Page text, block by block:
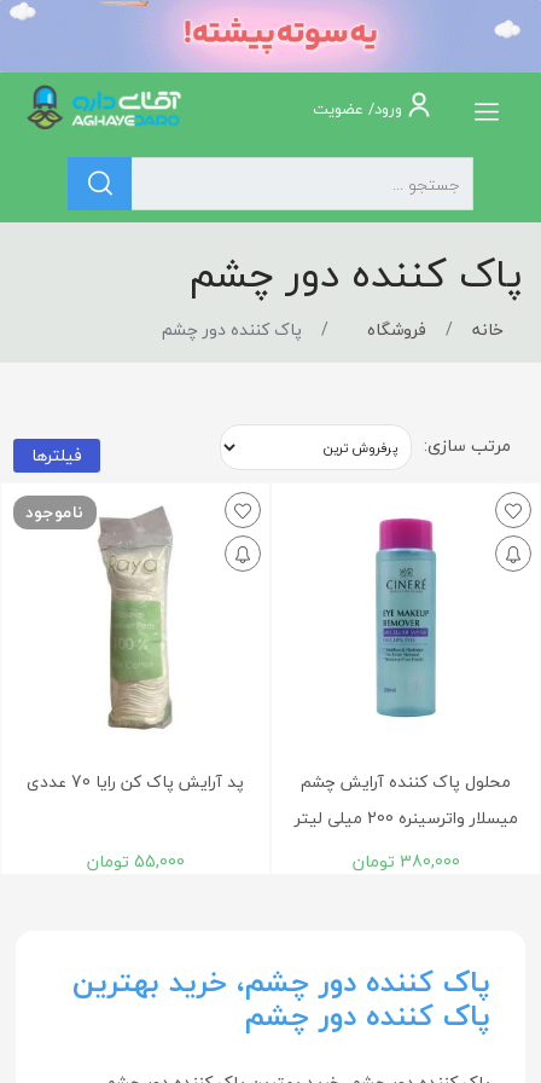
ورود/ عضویت
پاک کننده دور چشم
خانه فروشگاه پاک کننده دور چشم
مرتب سازی: فیلترها
محلول پاک کننده آرایش چشم
میسلار واترسینره 200 میلی لیتر
380,000 تومان
ناموجود
پد آرایش پاک کن رایا 70 عددی
55,000 تومان
پاک کننده دور چشم، خرید بهترین
پاک کننده دور چشم